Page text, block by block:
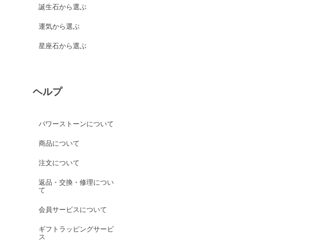
誕生石から選ぶ
運気から選ぶ
星座石から選ぶ
ヘルプ
パワーストーンについて
商品について
注文について
返品・交換・修理につい
て
会員サービスについて
ギフトラッピングサービ
ス